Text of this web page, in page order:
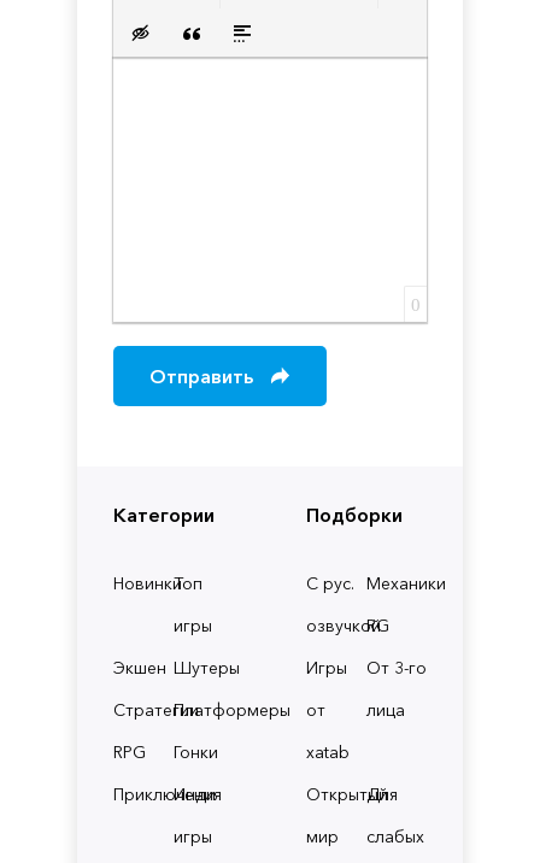
Категории
НовинкиТоп
игры
Экшен Шутеры
СтратегииПлатформеры
RPG
Гонки
Приключения
Инди
игры
Подборки
С рус.
озвучкой
Механики
RG
Игры
от
xatab
От 3-го
лица
Открытый
мир
Для
слабых
Вставка скрытого текста
Вставка цитаты
Вставка спойлера
0
Отправить